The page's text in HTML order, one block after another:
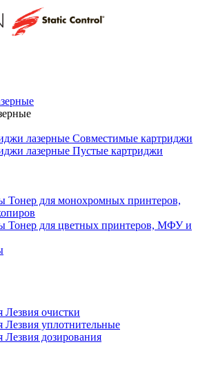
Совместимые картриджи
Пустые картриджи
Тонер для монохромных принтеров,
Тонер для цветных принтеров, МФУ и
Лезвия очистки
Лезвия уплотнительные
Лезвия дозирования